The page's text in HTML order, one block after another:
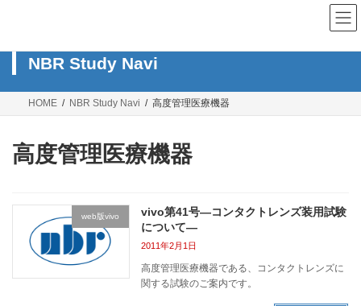
ン
ス
ー
ン
NBR Study Navi
HOME NBR Study Navi 高度管理医療機器
高度管理医療機器
web版vivo
vivo第41号―コンタクトレンズ装用試験
について―
2011年2月1日
高度管理医療機器である、コンタクトレンズに
関する試験のご案内です。